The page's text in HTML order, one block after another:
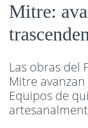
Mitre:
Las obras del
Mitre
Equipos de